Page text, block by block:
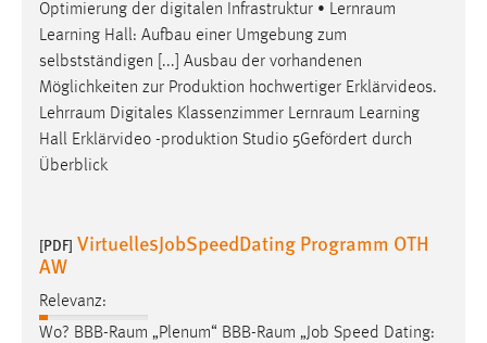
Optimierung der digitalen Infrastruktur • Lernraum
Learning Hall: Aufbau einer Umgebung zum
selbstständigen [...] Ausbau der vorhandenen
Möglichkeiten zur Produktion hochwertiger Erklärvideos.
Lehrraum Digitales Klassenzimmer Lernraum Learning
Hall Erklärvideo -produktion Studio 5Gefördert durch
Überblick
[PDF] VirtuellesJobSpeedDating Programm OTH
AW
Relevanz:
Wo? BBB-Raum „Plenum“ BBB-Raum „Job Speed Dating: